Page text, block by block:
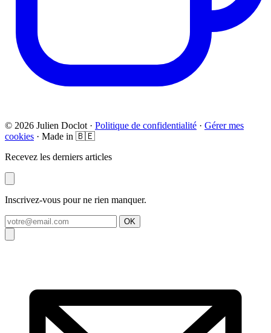
© 2026 Julien Doclot · Politique de confidentialité · Gérer mes
cookies · Made in 🇧🇪
Recevez les derniers articles
Inscrivez-vous pour ne rien manquer.
OK